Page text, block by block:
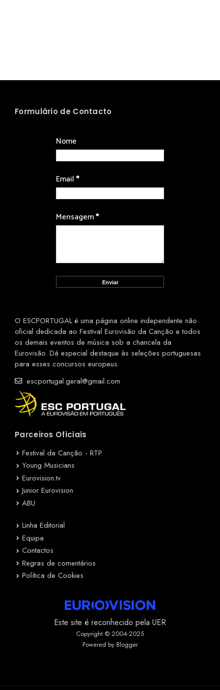
Formulário de Contacto
Nome
Email*
Mensagem*
O ESCPORTUGAL é uma página online independente não
oficial dedicada ao Festival Eurovisão da Canção e todos
os demais eventos de música sob a chancela da
Eurovisão. Dá especial destaque às seleções portuguesas
para esses concursos europeus.
escportugal.geral@gmail.com
Parceiros Oficiais
Festival da Canção - RTP
Young Musicians
Eurovision.tv
Junior Eurovision
ABU
Linha Editorial
Equipa
Contactos
Regras de comentários
Política de Cookies
Este site é reconhecido pela UER
Copyright © 2004-2025
Powered by Blogger